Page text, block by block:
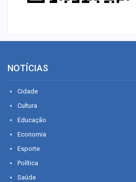
NOTÍCIAS
Cidade
Cultura
Educação
Economia
Esporte
Política
Saúde